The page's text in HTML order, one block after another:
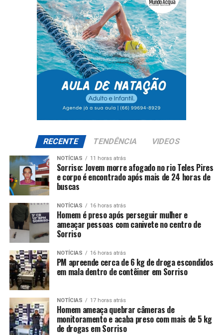
RECENTE TENDÊNCIA VIDEOS
NOTÍCIAS 11 horas atrás
Sorriso: Jovem morre afogado no rio Teles Pires
e corpo é encontrado após mais de 24 horas de
buscas
NOTÍCIAS 16 horas atrás
Homem é preso após perseguir mulher e
ameaçar pessoas com canivete no centro de
Sorriso
NOTÍCIAS 16 horas atrás
PM apreende cerca de 6 kg de droga escondidos
em mala dentro de contêiner em Sorriso
NOTÍCIAS 17 horas atrás
Homem ameaça quebrar câmeras de
monitoramento e acaba preso com mais de 5 kg
de drogas em Sorriso